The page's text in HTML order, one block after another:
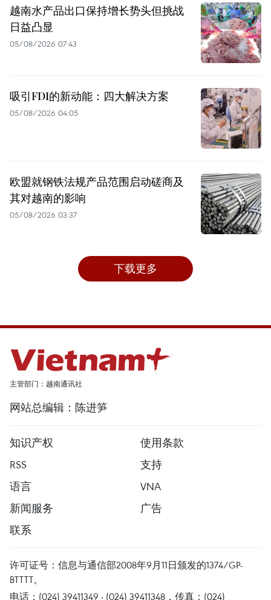
越南水产品出口保持增长势头但挑战
日益凸显
05/08/2026 07:43
吸引FDI的新动能：四大解决方案
05/08/2026 04:05
欧盟就钢铁法规产品范围启动磋商及
其对越南的影响
05/08/2026 03:37
下载更多
主管部门：越南通讯社
网站总编辑：陈进笋
知识产权
使用条款
RSS
支持
语言
VNA
新闻服务
广告
联系
许可证号：信息与通信部2008年9月11日颁发的1374/GP-
BTTTT。
电话：(024) 39411349 - (024) 39411348，传真：(024)